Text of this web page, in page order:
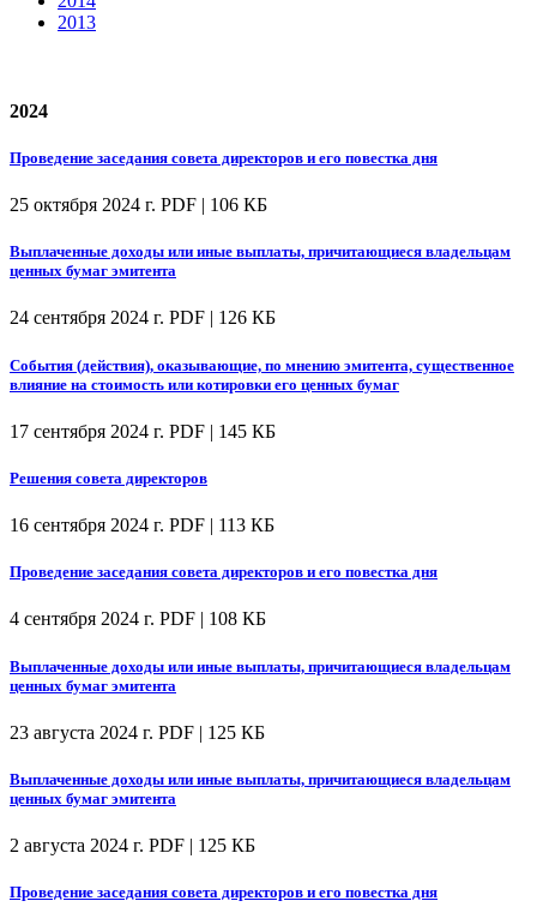
2013
2024
Проведение заседания совета директоров и его повестка дня
25 октября 2024 г. PDF | 106 КБ
Выплаченные доходы или иные выплаты, причитающиеся владельцам
ценных бумаг эмитента
24 сентября 2024 г. PDF | 126 КБ
События (действия), оказывающие, по мнению эмитента, существенное
влияние на стоимость или котировки его ценных бумаг
17 сентября 2024 г. PDF | 145 КБ
Решения совета директоров
16 сентября 2024 г. PDF | 113 КБ
Проведение заседания совета директоров и его повестка дня
4 сентября 2024 г. PDF | 108 КБ
Выплаченные доходы или иные выплаты, причитающиеся владельцам
ценных бумаг эмитента
23 августа 2024 г. PDF | 125 КБ
Выплаченные доходы или иные выплаты, причитающиеся владельцам
ценных бумаг эмитента
2 августа 2024 г. PDF | 125 КБ
Проведение заседания совета директоров и его повестка дня